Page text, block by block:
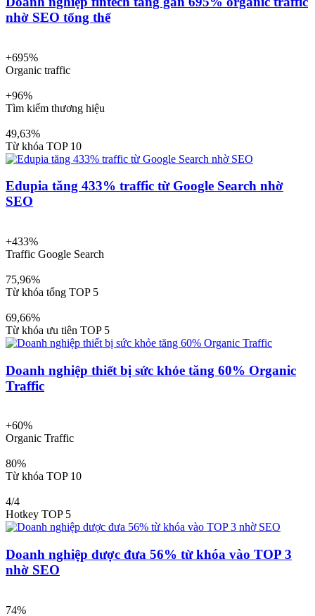
nhờ SEO tổng thể
+695%
Organic traffic
+96%
Tìm kiếm thương hiệu
49,63%
Từ khóa TOP 10
Edupia tăng 433% traffic từ Google Search nhờ
SEO
+433%
Traffic Google Search
75,96%
Từ khóa tổng TOP 5
69,66%
Từ khóa ưu tiên TOP 5
Doanh nghiệp thiết bị sức khỏe tăng 60% Organic
Traffic
+60%
Organic Traffic
80%
Từ khóa TOP 10
4/4
Hotkey TOP 5
Doanh nghiệp dược đưa 56% từ khóa vào TOP 3
nhờ SEO
74%